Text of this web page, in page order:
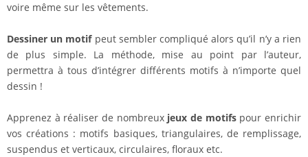
voire même sur les vêtements.
Dessiner un motifpeut sembler compliqué alors qu’il n’y a rien
de plus simple. La méthode, mise au point par l’auteur,
permettra à tous d’intégrer différents motifs à n’importe quel
dessin !
Apprenez à réaliser de nombreuxjeux de motifspour enrichir
vos créations : motifs basiques, triangulaires, de remplissage,
suspendus et verticaux, circulaires, floraux etc.